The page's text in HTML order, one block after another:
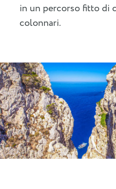
in un percorso fitto di
colonnari.